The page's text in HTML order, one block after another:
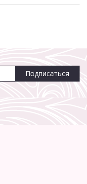
Подписаться